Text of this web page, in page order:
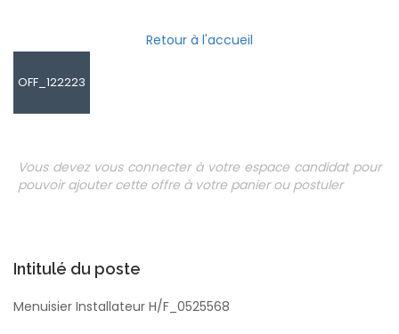
Retour à l'accueil
OFF_122223
Vous devez vous connecter à votre espace candidat pour
pouvoir ajouter cette offre à votre panier ou postuler
Intitulé du poste
Menuisier Installateur H/F_0525568